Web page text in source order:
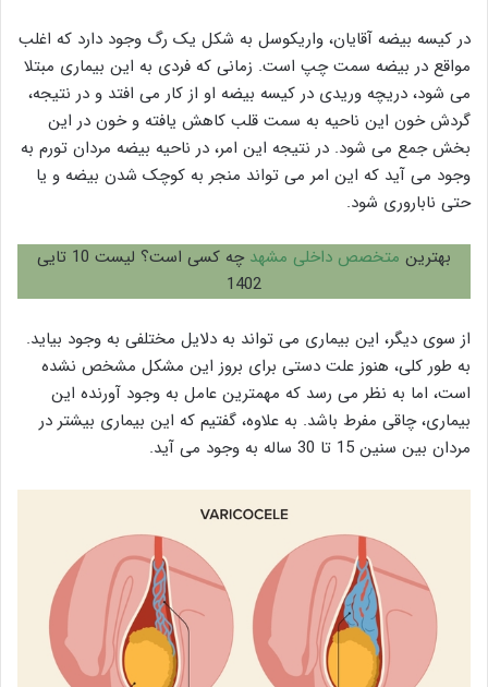
در کیسه بیضه آقایان، واریکوسل به شکل یک رگ وجود دارد که اغلب
مواقع در بیضه سمت چپ است. زمانی که فردی به این بیماری مبتلا
می شود، دریچه وریدی در کیسه بیضه او از کار می افتد و در نتیجه،
گردش خون این ناحیه به سمت قلب کاهش یافته و خون در این
بخش جمع می شود. در نتیجه این امر، در ناحیه بیضه مردان تورم به
وجود می آید که این امر می تواند منجر به کوچک شدن بیضه و یا
حتی ناباروری شود.
بهترین متخصص داخلی مشهد
چه کسی است؟ لیست 10 تایی
1402
از سوی دیگر، این بیماری می تواند به دلایل مختلفی به وجود بیاید.
به طور کلی، هنوز علت دستی برای بروز این مشکل مشخص نشده
است، اما به نظر می رسد که مهمترین عامل به وجود آورنده این
بیماری، چاقی مفرط باشد. به علاوه، گفتیم که این بیماری بیشتر در
مردان بین سنین 15 تا 30 ساله به وجود می آید.